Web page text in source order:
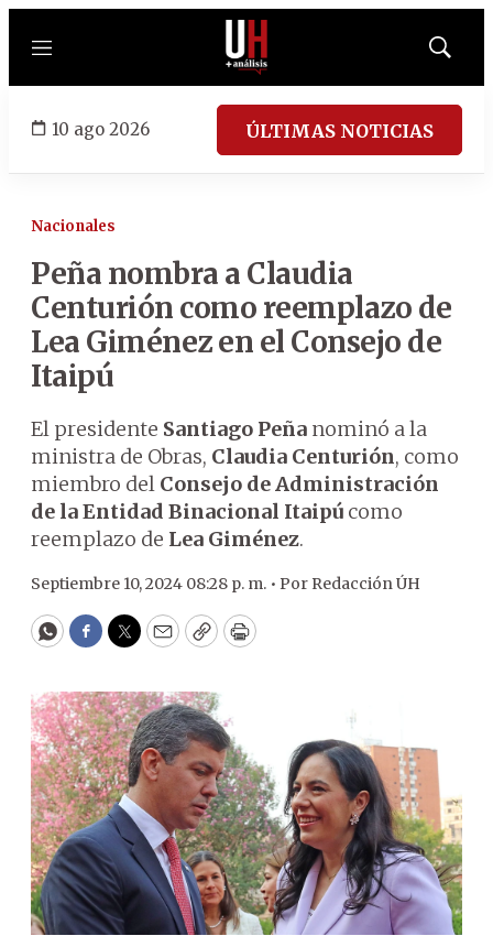
Menú
Mostrar
10 ago 2026 ÚLTIMAS NOTICIAS
Nacionales
Peña nombra a Claudia
Centurión como reemplazo de
Lea Giménez en el Consejo de
Itaipú
El presidente Santiago Peña nominó a la
ministra de Obras, Claudia Centurión, como
miembro del Consejo de Administración
de la Entidad Binacional Itaipú como
reemplazo de Lea Giménez.
Septiembre 10, 2024 08:28 p. m. • Por Redacción ÚH
WhatsApp
Facebook
Twitter
EmailCopyPrint